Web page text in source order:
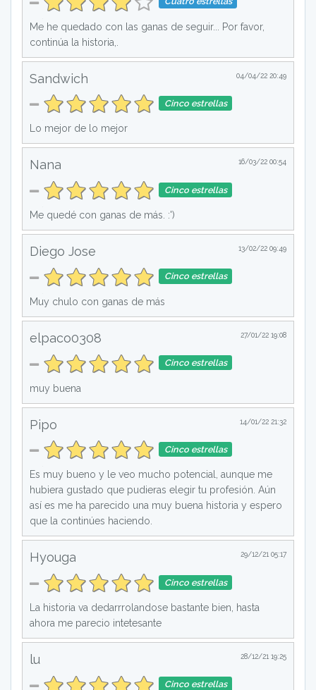
Me he quedado con las ganas de seguir... Por favor,
continúa la historia,.
04/04/22 20:49
Sandwich
Cinco estrellas
Lo mejor de lo mejor
16/03/22 00:54
Nana
Cinco estrellas
Me quedé con ganas de más. :')
13/02/22 09:49
Diego Jose
Cinco estrellas
Muy chulo con ganas de más
27/01/22 19:08
elpaco0308
Cinco estrellas
muy buena
14/01/22 21:32
Pipo
Cinco estrellas
Es muy bueno y le veo mucho potencial, aunque me
hubiera gustado que pudieras elegir tu profesión. Aún
así es me ha parecido una muy buena historia y espero
que la continúes haciendo.
29/12/21 05:17
Hyouga
Cinco estrellas
La historia va dedarrrolandose bastante bien, hasta
ahora me parecio intetesante
28/12/21 19:25
lu
Cinco estrellas